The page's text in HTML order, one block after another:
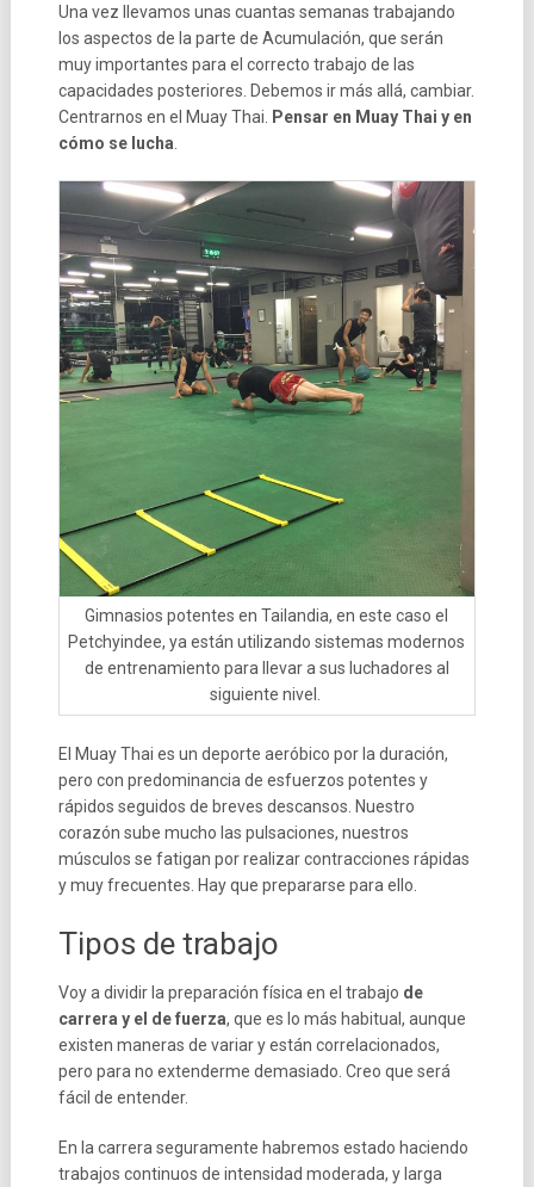
Una vez llevamos unas cuantas semanas trabajando
los aspectos de la parte de Acumulación, que serán
muy importantes para el correcto trabajo de las
capacidades posteriores. Debemos ir más allá, cambiar.
Centrarnos en el Muay Thai. Pensar en Muay Thai y en
cómo se lucha
Gimnasios potentes en Tailandia, en este caso el
Petchyindee, ya están utilizando sistemas modernos
de entrenamiento para llevar a sus luchadores al
siguiente nivel.
El Muay Thai es un deporte aeróbico por la duración,
pero con predominancia de esfuerzos potentes y
rápidos seguidos de breves descansos. Nuestro
corazón sube mucho las pulsaciones, nuestros
músculos se fatigan por realizar contracciones rápidas
y muy frecuentes. Hay que prepararse para ello.
Tipos de trabajo
Voy a dividir la preparación física en el trabajo de
carrera y el de fuerza, que es lo más habitual, aunque
existen maneras de variar y están correlacionados,
pero para no extenderme demasiado. Creo que será
fácil de entender.
En la carrera seguramente habremos estado haciendo
trabajos continuos de intensidad moderada, y larga